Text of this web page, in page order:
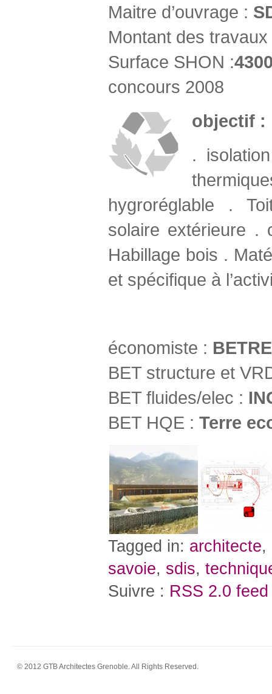
Maitre d’ouvrage :
Montant des
Surface SHON :
concours 2008
objectif :
.
hygroréglable .
solaire extérieure .
Habillage bois .
et spécifique à
économiste :
BET structure et
BET fluides/elec :
BET HQE : Terre
Tagged in: architecte,
savoie, sdis,
Suivre : RSS 2.0 feed
© 2012 GTB Architectes Grenoble. All Rights Reserved.